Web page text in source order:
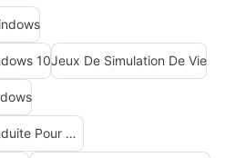
10Jeux De Simulation De Vie
Jeux De Simulateur De Conduite Pour Windows